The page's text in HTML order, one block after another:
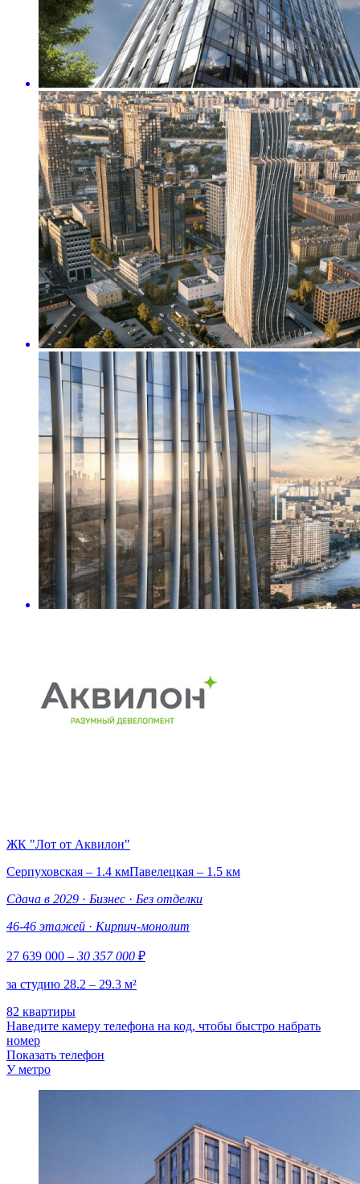
ЖК "Лот от Аквилон"
Серпуховская – 1.4 кмПавелецкая – 1.5 км
Сдача в 2029 · Бизнес · Без отделки
46-46 этажей · Кирпич-монолит
27 639 000 – 30 357 000 ₽
за студию 28.2 – 29.3 м²
82 квартиры
Наведите камеру телефона на код, чтобы быстро набрать
номер
Показать телефон
У метро